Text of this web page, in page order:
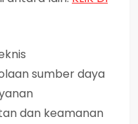
sumber daya
dan keamanan